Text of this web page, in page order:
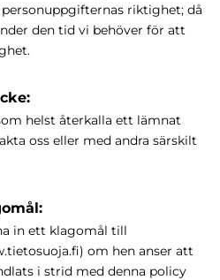
riktighet; då
den tid vi behöver för att
helst återkalla ett lämnat
oss eller med andra särskilt
in ett klagomål till
om hen anser att
i strid med denna policy